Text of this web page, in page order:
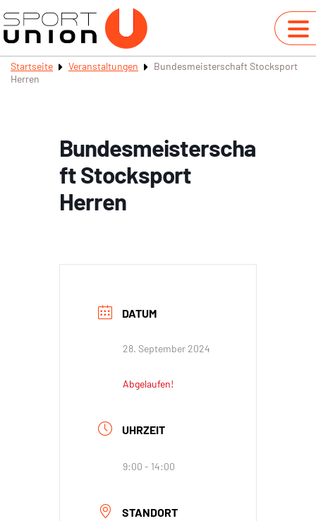
Startseite Veranstaltungen
Bundesmeisterschaft Stocksport
Herren
Bundesmeisterscha
ft Stocksport
Herren
DATUM
28. September 2024
Abgelaufen!
UHRZEIT
9:00 - 14:00
STANDORT